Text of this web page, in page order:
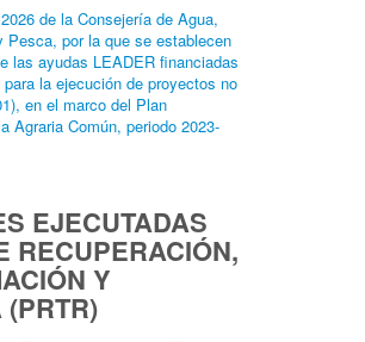
de la Consejería de Agua,
Pesca, por la que se establecen
las ayudas LEADER financiadas
la ejecución de proyectos no
en el marco del Plan
Agraria Común, periodo 2023-
EJECUTADAS
RECUPERACIÓN,
Y